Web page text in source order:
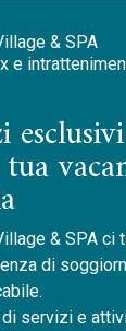
& SPA
e
esclusivi
& SPA ci
di
di servizi e